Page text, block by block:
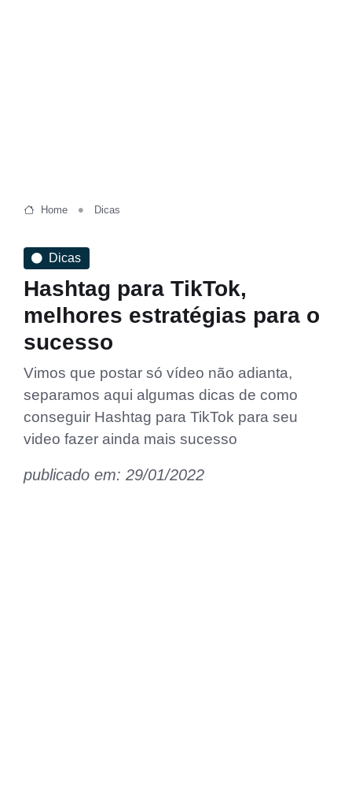
Home Dicas
Dicas
Hashtag para TikTok,
melhores estratégias para o
sucesso
Vimos que postar só vídeo não adianta,
separamos aqui algumas dicas de como
conseguir Hashtag para TikTok para seu
video fazer ainda mais sucesso
publicado em: 29/01/2022